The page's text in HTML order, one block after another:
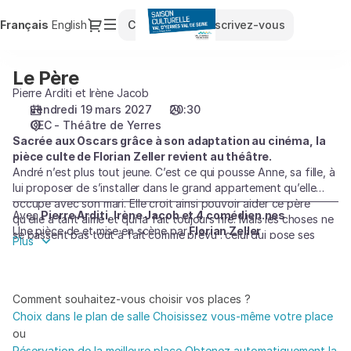
Langue
Français English Dialogue
Connexion Inscrivez-vous
des
Théâtre
Yerres
19.03.2027
20:30
Père]
Culturelle
du
Val
Le
Père
Le Père
Pierre Arditi et Irène Jacob
vendredi 19 mars 2027
20:30
CEC - Théâtre de Yerres
Sacrée aux Oscars grâce à son adaptation au cinéma, la
pièce culte de Florian Zeller revient au théâtre.
André n’est plus tout jeune. C’est ce qui pousse Anne, sa fille, à
lui proposer de s’installer dans le grand appartement qu’elle
occupe avec son mari. Elle croit ainsi pouvoir aider ce père
qu’elle a tant aimé et qui la fait toujours rire. Mais les choses ne
se passent pas tout à fait comme prévu : celui qui pose ses
jour, l’enfant de nos enfants.
AvecPierre Arditi, Irène Jacob et 4 comédien.nes
Une pièce de et mise en scène parFlorian Zeller
Plus
Comment souhaitez-vous choisir vos places ?
Choix dans le plan de salle Choisissez vous-même votre place
ou